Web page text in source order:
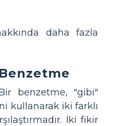
daha fazla
Benzetme
benzetme, "gibi"
kullanarak iki farklı
İki fikir